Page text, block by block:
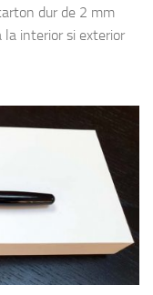
dur de 2 mm
la interior si exterior